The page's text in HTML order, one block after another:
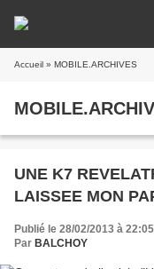
Accueil » MOBILE.ARCHIVES
UNE K7
LAISSEE MON
Publié le 28/02/2013 à 22:05
Par BALCHOY